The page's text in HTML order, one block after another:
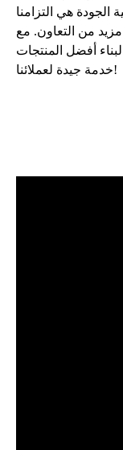
الجودة هي التزامنا
مزيد من التعاون. مع
أفضل المنتجات
خدمة جيدة لعملائنا!